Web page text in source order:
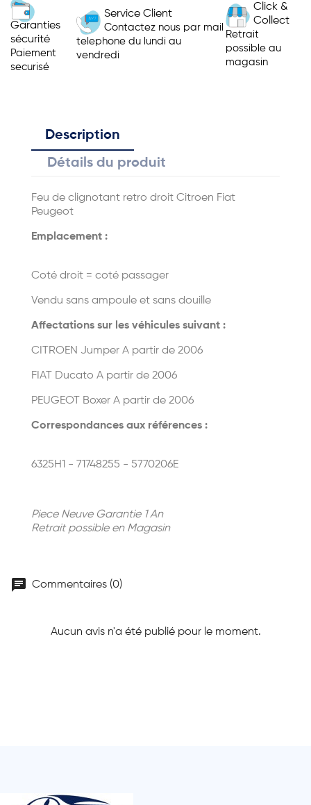
Garanties
sécurité
Paiement
securisé
Service Client
Contactez nous par mail
telephone du lundi au
vendredi
Click &
Collect
Retrait
possible au
magasin
Description
Détails du produit
Feu de clignotant retro droit Citroen Fiat
Peugeot
Emplacement :
Coté droit = coté passager
Vendu sans ampoule et sans douille
Affectations sur les véhicules suivant :
CITROEN Jumper A partir de 2006
FIAT Ducato A partir de 2006
PEUGEOT Boxer A partir de 2006
Correspondances aux références :
6325H1 - 71748255 - 5770206E
Piece Neuve Garantie 1 An
Retrait possible en Magasin
chat Commentaires (0)
Aucun avis n'a été publié pour le moment.